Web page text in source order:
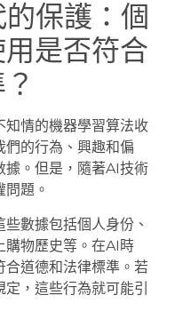
保護：個
是否符合
情的機器學習算法收
們的行為、興趣和偏
據。但是，隨著AI技術
題。
數據包括個人身份、
購物歷史等。在AI時
合道德和法律標準。若
，這些行為就可能引